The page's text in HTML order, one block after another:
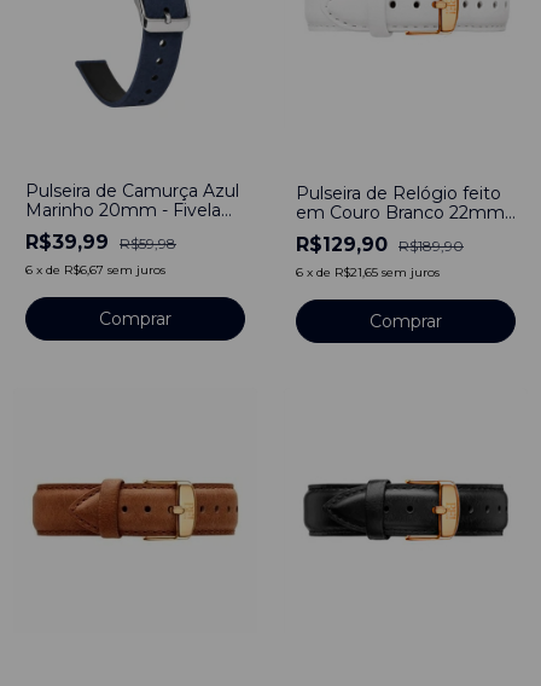
Pulseira de Camurça Azul
Marinho 20mm - Fivela
Prata
R$39,99 R$59,98
6 x de R$6,67 sem juros
Comprar
Pulseira de Relógio feito
em Couro Branco 22mm
de Fivela com Pinos
R$129,90 R$189,90
6 x de R$21,65 sem juros
Comprar